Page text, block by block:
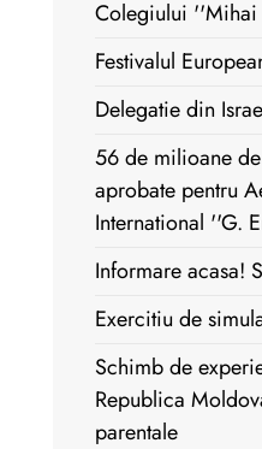
Colegiului ''Mihai
Festivalul
Delegatie din
56 de milioane
aprobate pentru
International ''G.
Informare acasa!
Exercitiu de
Schimb de
Republica
parentale